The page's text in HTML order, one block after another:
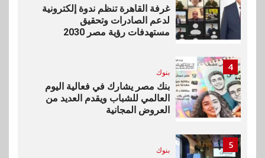
غرفة القاهرة تنظم ندوة إلكترونية
لدعم الصادرات وتحقيق
مستهدفات رؤية مصر 2030
4
بنوك
بنك مصر يشارك في فعالية اليوم
العالمي للشباب ويقدم العديد من
العروض المجانية
5
بنوك